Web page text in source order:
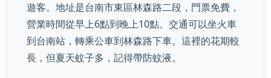
遊客。地址是台南市東區林森路二段，門票免費，
營業時間從早上6點到晚上10點。交通可以坐火車
到台南站，轉乘公車到林森路下車。這裡的花期較
長，但夏天蚊子多，記得帶防蚊液。